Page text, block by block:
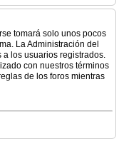
tomará solo unos pocos
La Administración del
los usuarios registrados.
con nuestros términos
de los foros mientras